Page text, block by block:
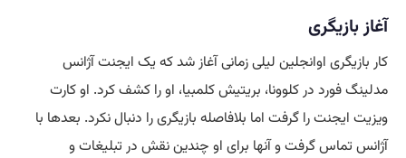
آغاز بازیگری
کار بازیگری اوانجلین لیلی زمانی آغاز شد که یک ایجنت آژانس
مدلینگ فورد در کلوونا، بریتیش کلمبیا، او را کشف کرد. او کارت
ویزیت ایجنت را گرفت اما بلافاصله بازیگری را دنبال نکرد. بعدها با
آژانس تماس گرفت و آنها برای او چندین نقش در تبلیغات و